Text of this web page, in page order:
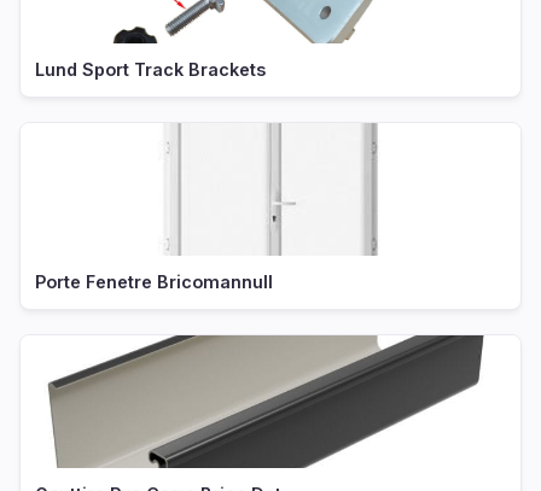
Lund Sport Track Brackets
Porte Fenetre Bricomannull